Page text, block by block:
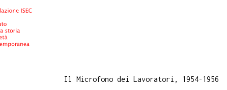
Il Microfono dei Lavoratori, 1954-1956